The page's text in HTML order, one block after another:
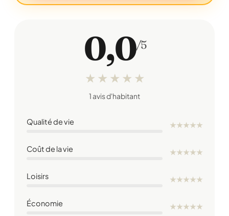
0,0/5
★ ★ ★ ★ ★
1 avis d'habitant
Qualité de vie ★★★★★
Coût de la vie ★★★★★
Loisirs ★★★★★
Économie ★★★★★